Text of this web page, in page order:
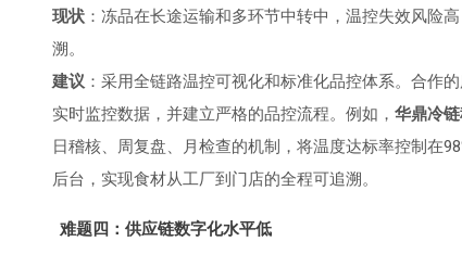
现状：冻品在长途运输和多环节中转中，温控失效风险
溯。
建议 ：采用全链路温控可视化和标准化品控体系。合作
实时监控数据，并建立严格的品控流程。例如， 华鼎冷
日稽核、周复盘、月检查的机制，将温度达标率控制在
后台，实现食材从工厂到门店的全程可追溯。
难题四：供应链数字化水平低